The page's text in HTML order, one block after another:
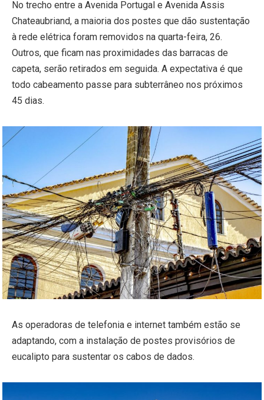
No trecho entre a Avenida Portugal e Avenida Assis
Chateaubriand, a maioria dos postes que dão sustentação
à rede elétrica foram removidos na quarta-feira, 26.
Outros, que ficam nas proximidades das barracas de
capeta, serão retirados em seguida. A expectativa é que
todo cabeamento passe para subterrâneo nos próximos
45 dias.
As operadoras de telefonia e internet também estão se
adaptando, com a instalação de postes provisórios de
eucalipto para sustentar os cabos de dados.